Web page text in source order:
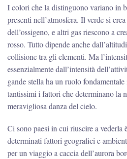
I colori che la distinguono variano in
presenti nell’atmosfera. Il verde si
dell’ossigeno, e altri gas riescono a
rosso. Tutto dipende anche
collisione tra gli elementi. Ma
essenzialmente dall’intensità
gande stella ha un ruolo
tantissimi i fattori che determinano la
meravigliosa danza del cielo.
Ci sono paesi in cui riuscire a vederla
determinati fattori geografici e
per un viaggio a caccia dell’aurora